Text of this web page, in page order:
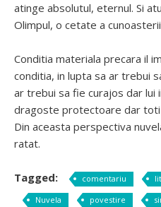
atinge absolutul, eternul. Si
Olimpul, o cetate a
Conditia materiala precara il
conditia, in lupta sa ar trebui
ar trebui sa fie curajos dar lui
dragoste protectoare dar toti
Din aceasta perspectiva
ratat.
Tagged: comentariu
Nuvela
povestire